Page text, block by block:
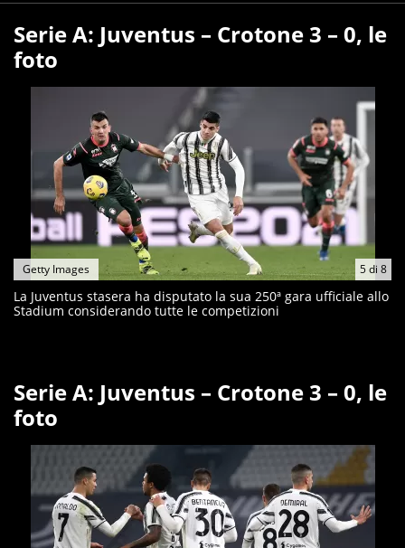
Serie A: Juventus – Crotone 3 – 0, le
foto
5di 8
Getty Images
La Juventus stasera ha disputato la sua 250ª gara ufficiale allo
Stadium considerando tutte le competizioni
Serie A: Juventus – Crotone 3 – 0, le
foto